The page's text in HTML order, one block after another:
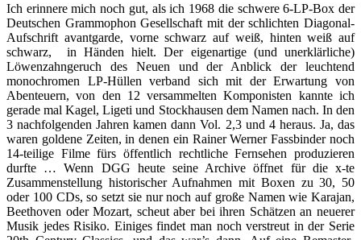
Ich erinnere mich noch gut, als ich 1968 die schwere 6-LP-Box der
Deutschen Grammophon Gesellschaft mit der schlichten Diagonal-
Aufschrift avantgarde, vorne schwarz auf weiß, hinten weiß auf
schwarz, in Händen hielt. Der eigenartige (und unerklärliche)
Löwenzahngeruch des Neuen und der Anblick der leuchtend
monochromen LP-Hüllen verband sich mit der Erwartung von
Abenteuern, von den 12 versammelten Komponisten kannte ich
gerade mal Kagel, Ligeti und Stockhausen dem Namen nach. In den
3 nachfolgenden Jahren kamen dann Vol. 2,3 und 4 heraus. Ja, das
waren goldene Zeiten, in denen ein Rainer Werner Fassbinder noch
14-teilige Filme fürs öffentlich rechtliche Fernsehen produzieren
durfte … Wenn DGG heute seine Archive öffnet für die x-te
Zusammenstellung historischer Aufnahmen mit Boxen zu 30, 50
oder 100 CDs, so setzt sie nur noch auf große Namen wie Karajan,
Beethoven oder Mozart, scheut aber bei ihren Schätzen an neuerer
Musik jedes Risiko. Einiges findet man noch verstreut in der Serie